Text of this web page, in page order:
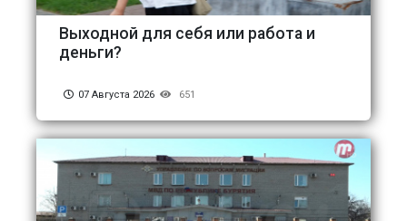
Выходной для себя или работа и
деньги?
07 Августа 2026 651